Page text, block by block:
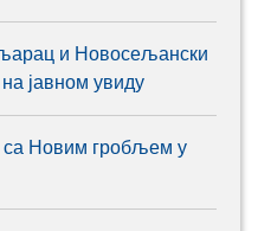
и Новосељански
јавном увиду
са Новим гробљем у